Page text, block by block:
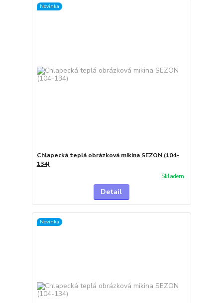
Novinka
Chlapecká teplá obrázková mikina SEZON (104-
134)
Skladem
Detail
Novinka